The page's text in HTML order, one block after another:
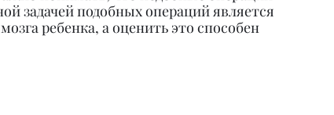
задачей подобных операций является
ребенка, а оценить это способен